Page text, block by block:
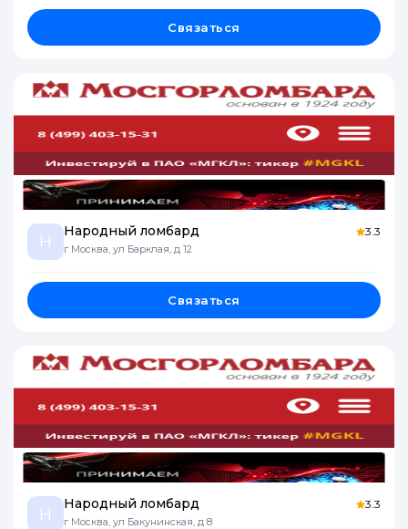
Связаться
Н
Народный ломбард
г Москва, ул Барклая, д 12
3.3
Связаться
Н
Народный ломбард
г Москва, ул Бакунинская, д 8
3.3